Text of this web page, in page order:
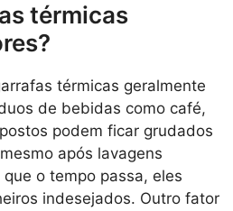
térmicas
térmicas geralmente
de bebidas como café,
podem ficar grudados
após lavagens
o tempo passa, eles
indesejados. Outro fator